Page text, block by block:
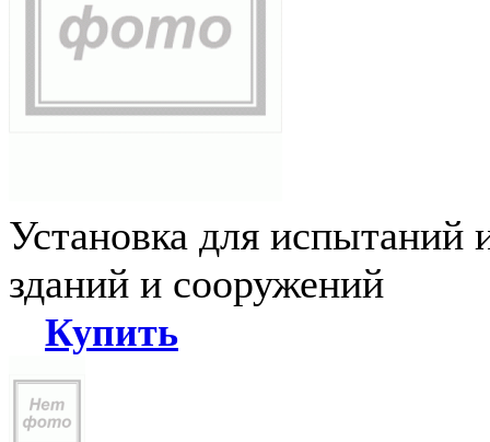
Установка для испытаний
зданий и сооружений
Купить